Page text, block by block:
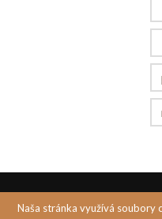
Naša stránka využívá soubory